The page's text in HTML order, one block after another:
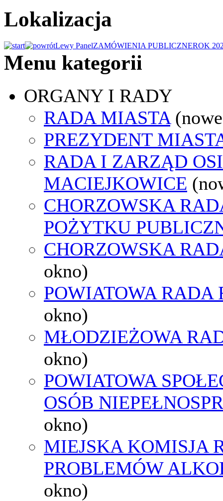
Lokalizacja
Lewy PanelZAMÓWIENIA PUBLICZNEROK
Menu kategorii
ORGANY I RADY
RADA MIASTA
PREZYDENT
RADA I ZARZĄD
MACIEJKOWICE
CHORZOWSKA
POŻYTKU
CHORZOWSKA
okno)
POWIATOWA RADA
okno)
MŁODZIEŻOWA
okno)
POWIATOWA
OSÓB
okno)
MIEJSKA KOMISJA
PROBLEMÓW
okno)